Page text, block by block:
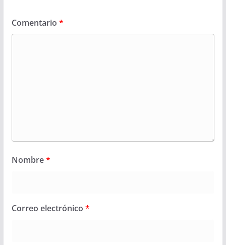
Comentario *
Nombre*
Correo electrónico *